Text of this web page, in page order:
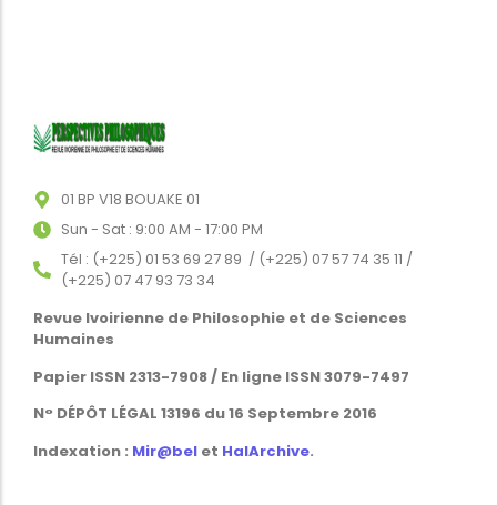
01 BP V18 BOUAKE 01
Sun - Sat : 9:00 AM - 17:00 PM
Tél : (+225) 01 53 69 27 89 / (+225) 07 57 74 35 11 /
(+225) 07 47 93 73 34
Revue Ivoirienne de Philosophie et de Sciences
Humaines
Papier ISSN 2313-7908 / En ligne ISSN 3079-7497
N° DÉPÔT LÉGAL 13196 du 16 Septembre 2016
Indexation : Mir@bel et HalArchive.